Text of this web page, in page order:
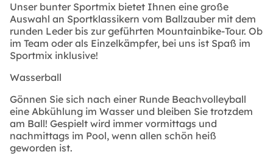
Unser bunter Sportmix bietet Ihnen eine große
Auswahl an Sportklassikern vom Ballzauber mit dem
runden Leder bis zur geführten Mountainbike-Tour. Ob
im Team oder als Einzelkämpfer, bei uns ist Spaß im
Sportmix inklusive!
Wasserball
Gönnen Sie sich nach einer Runde Beachvolleyball
eine Abkühlung im Wasser und bleiben Sie trotzdem
am Ball! Gespielt wird immer vormittags und
nachmittags im Pool, wenn allen schön heiß
geworden ist.